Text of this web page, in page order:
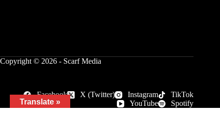
Copyright © 2026 - Scarf Media
Facebook X (Twitter) Instagram
TikTok
YouTube
Spotify
Translate »